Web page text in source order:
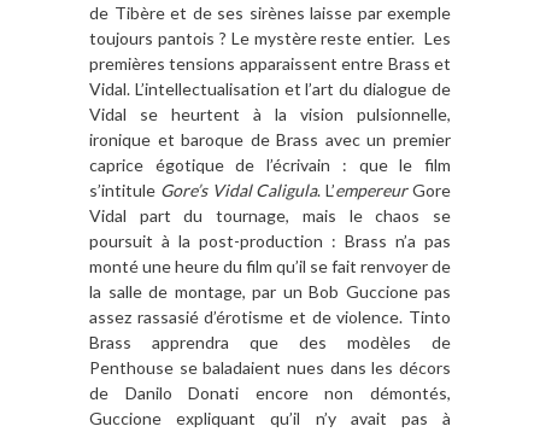
de Tibère et de ses sirènes laisse par exemple
toujours pantois ? Le mystère reste entier. Les
premières tensions apparaissent entre Brass et
Vidal. L’intellectualisation et l’art du dialogue de
Vidal se heurtent à la vision pulsionnelle,
ironique et baroque de Brass avec un premier
caprice égotique de l’écrivain : que le film
s’intitule Gore’s Vidal Caligula. L’empereurGore
Vidal part du tournage, mais le chaos se
poursuit à la post-production : Brass n’a pas
monté une heure du film qu’il se fait renvoyer de
la salle de montage, par un Bob Guccione pas
assez rassasié d’érotisme et de violence. Tinto
Brass apprendra que des modèles de
Penthouse se baladaient nues dans les décors
de Danilo Donati encore non démontés,
Guccione expliquant qu’il n’y avait pas à